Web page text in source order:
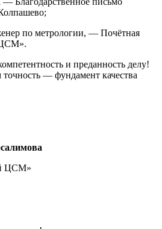
по метрологии, — Почётная
и преданность делу!
— фундамент качества
ЦСМ»